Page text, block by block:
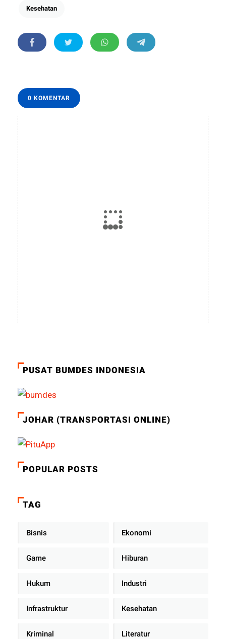
Kesehatan
0 KOMENTAR
PUSAT BUMDES INDONESIA
JOHAR (TRANSPORTASI ONLINE)
POPULAR POSTS
TAG
Bisnis Ekonomi
Game Hiburan
Hukum Industri
Infrastruktur Kesehatan
Kriminal Literatur